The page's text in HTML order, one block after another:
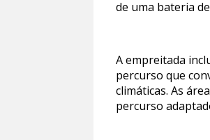
de uma bateria
A empreitada
percurso que
climáticas. As
percurso